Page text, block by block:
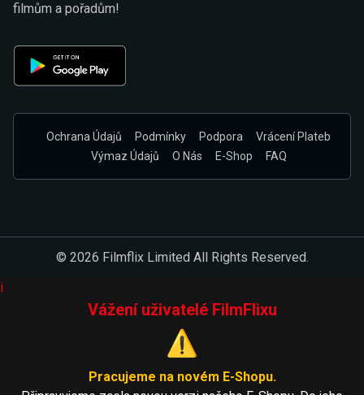
filmům a pořadům!
Ochrana Údajů Podmínky Podpora
Vrácení Plateb
Výmaz Údajů
O Nás E-Shop FAQ
© 2026 Filmflix Limited All Rights Reserved.
i
Vážení uživatelé FilmFlixu
⚠️
Pracujeme na novém E-Shopu.